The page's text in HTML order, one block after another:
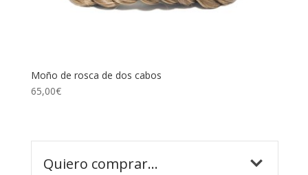
Moño de rosca de dos cabos
65,00€